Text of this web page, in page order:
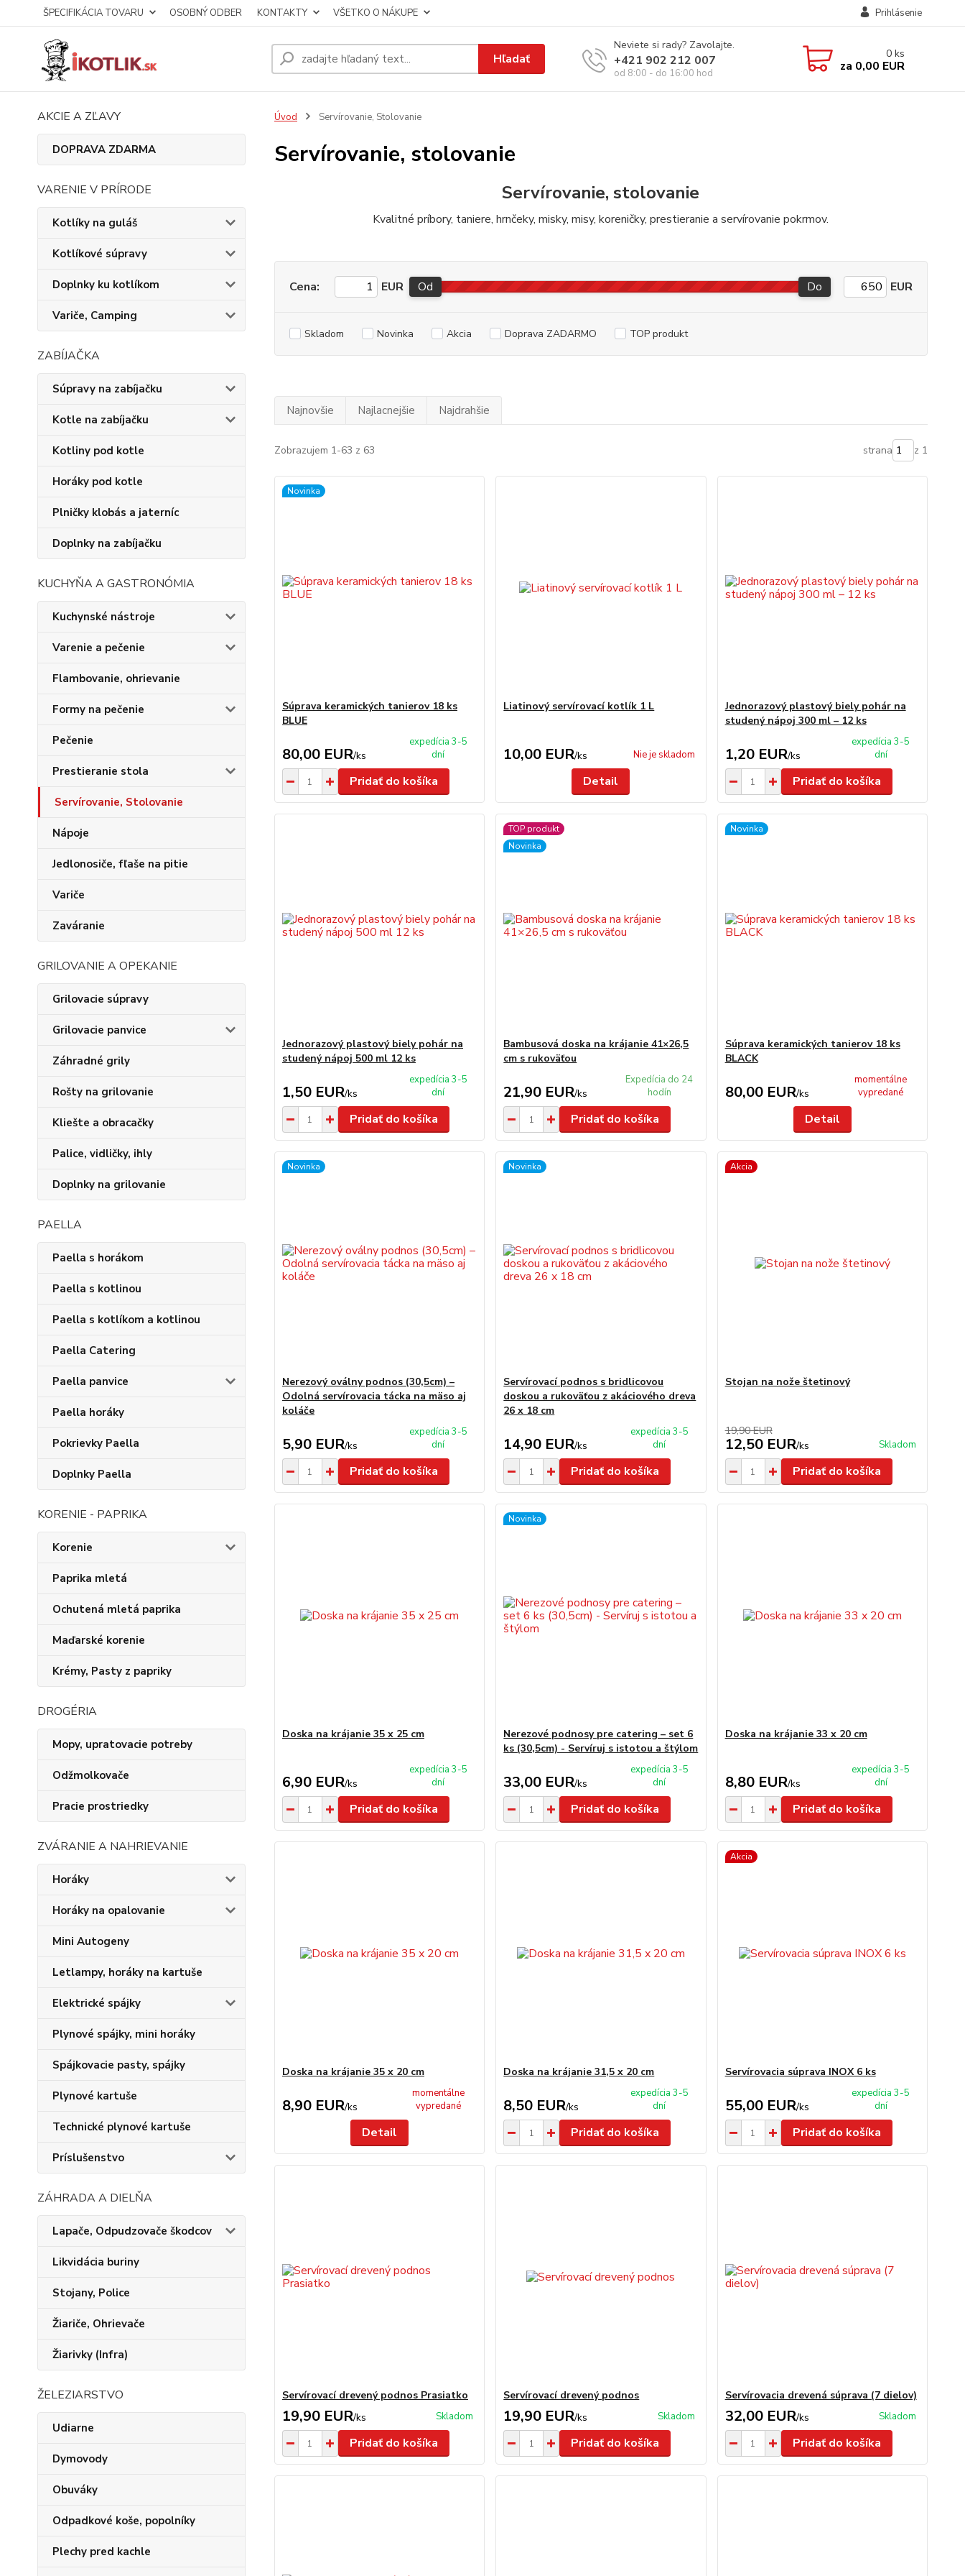
ŠPECIFIKÁCIA TOVARU OSOBNÝ ODBER KONTAKTY VŠETKO O NÁKUPE Prihlásenie
Hľadať
Neviete si rady? Zavolajte.
+421 902 212 007
od 8:00 - do 16:00 hod
0 ks
za 0,00 EUR
AKCIE A ZĽAVY
DOPRAVA ZDARMA
VARENIE V PRÍRODE
Kotlíky na guláš
Kotlíkové súpravy
Doplnky ku kotlíkom
Variče, Camping
ZABÍJAČKA
Súpravy na zabíjačku
Kotle na zabíjačku
Kotliny pod kotle
Horáky pod kotle
Plničky klobás a jaterníc
Doplnky na zabíjačku
KUCHYŇA A GASTRONÓMIA
Kuchynské nástroje
Varenie a pečenie
Flambovanie, ohrievanie
Formy na pečenie
Pečenie
Prestieranie stola
Servírovanie, Stolovanie
Nápoje
Jedlonosiče, fľaše na pitie
Variče
Zaváranie
GRILOVANIE A OPEKANIE
Grilovacie súpravy
Grilovacie panvice
Záhradné grily
Rošty na grilovanie
Kliešte a obracačky
Palice, vidličky, ihly
Doplnky na grilovanie
PAELLA
Paella s horákom
Paella s kotlinou
Paella s kotlíkom a kotlinou
Paella Catering
Paella panvice
Paella horáky
Pokrievky Paella
Doplnky Paella
KORENIE - PAPRIKA
Korenie
Paprika mletá
Ochutená mletá paprika
Maďarské korenie
Krémy, Pasty z papriky
DROGÉRIA
Mopy, upratovacie potreby
Odžmolkovače
Pracie prostriedky
ZVÁRANIE A NAHRIEVANIE
Horáky
Horáky na opalovanie
Mini Autogeny
Letlampy, horáky na kartuše
Elektrické spájky
Plynové spájky, mini horáky
Spájkovacie pasty, spájky
Plynové kartuše
Technické plynové kartuše
Príslušenstvo
ZÁHRADA A DIELŇA
Lapače, Odpudzovače škodcov
Likvidácia buriny
Stojany, Police
Žiariče, Ohrievače
Žiarivky (Infra)
ŽELEZIARSTVO
Udiarne
Dymovody
Obuváky
Odpadkové koše, popolníky
Plechy pred kachle
Úvod Servírovanie, Stolovanie
Servírovanie, stolovanie
Servírovanie, stolovanie
Kvalitné príbory, taniere, hrnčeky, misky, misy, koreničky, prestieranie a servírovanie pokrmov.
Cena: EUR Od Do EUR
Skladom Novinka Akcia Doprava ZADARMO TOP produkt
Najnovšie Najlacnejšie Najdrahšie
Zobrazujem 1-63 z 63 strana z 1
Novinka
Súprava keramických tanierov 18 ks
BLUE
80,00 EUR/ks
expedícia 3-5
dní
Pridať do košíka
Liatinový servírovací kotlík 1 L
10,00 EUR/ks Nie je skladom
Detail
Jednorazový plastový biely pohár na
studený nápoj 300 ml – 12 ks
1,20 EUR/ks
expedícia 3-5
dní
Pridať do košíka
Jednorazový plastový biely pohár na
studený nápoj 500 ml 12 ks
1,50 EUR/ks
expedícia 3-5
dní
Pridať do košíka
TOP produkt
Novinka
Bambusová doska na krájanie 41×26,5
cm s rukoväťou
21,90 EUR/ks
Expedícia do 24
hodín
Pridať do košíka
Novinka
Súprava keramických tanierov 18 ks
BLACK
80,00 EUR/ks
momentálne
vypredané
Detail
Novinka
Nerezový oválny podnos (30,5cm) –
Odolná servírovacia tácka na mäso aj
koláče
5,90 EUR/ks
expedícia 3-5
dní
Pridať do košíka
Novinka
Servírovací podnos s bridlicovou
doskou a rukoväťou z akáciového dreva
26 x 18 cm
14,90 EUR/ks
expedícia 3-5
dní
Pridať do košíka
Akcia
Stojan na nože štetinový
19,90 EUR
12,50 EUR/ks Skladom
Pridať do košíka
Doska na krájanie 35 x 25 cm
6,90 EUR/ks
expedícia 3-5
dní
Pridať do košíka
Novinka
Nerezové podnosy pre catering – set 6
ks (30,5cm) - Servíruj s istotou a štýlom
33,00 EUR/ks
expedícia 3-5
dní
Pridať do košíka
Doska na krájanie 33 x 20 cm
8,80 EUR/ks
expedícia 3-5
dní
Pridať do košíka
Doska na krájanie 35 x 20 cm
8,90 EUR/ks
momentálne
vypredané
Detail
Doska na krájanie 31,5 x 20 cm
8,50 EUR/ks
expedícia 3-5
dní
Pridať do košíka
Akcia
Servírovacia súprava INOX 6 ks
55,00 EUR/ks
expedícia 3-5
dní
Pridať do košíka
Servírovací drevený podnos Prasiatko
19,90 EUR/ks Skladom
Pridať do košíka
Servírovací drevený podnos
19,90 EUR/ks Skladom
Pridať do košíka
Servírovacia drevená súprava (7 dielov)
32,00 EUR/ks Skladom
Pridať do košíka